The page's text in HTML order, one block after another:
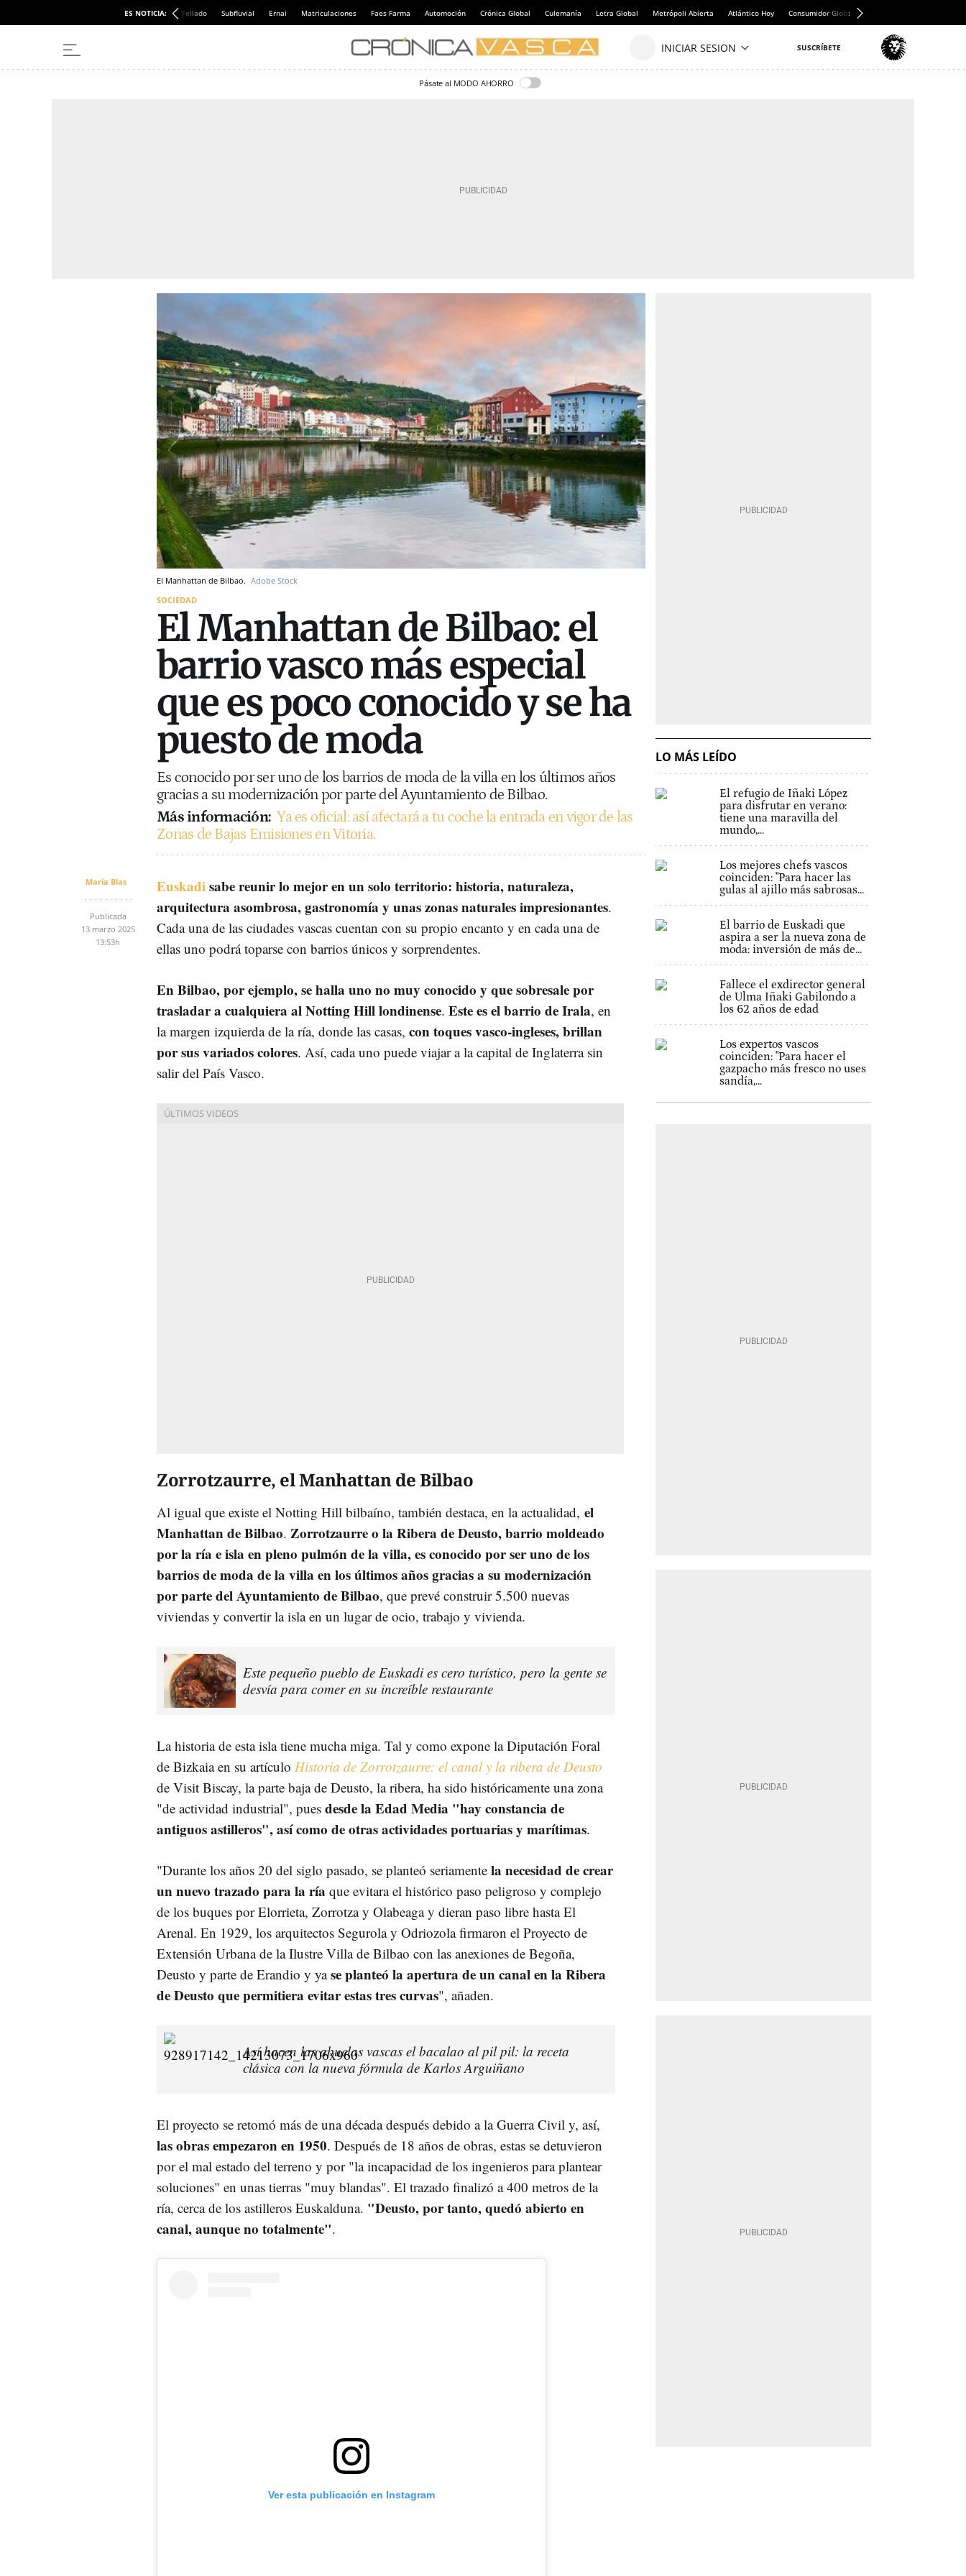
ES NOTICIA: Tellado Subfluvial Ernai Matriculaciones Faes Farma Automoción Crónica Global Culemanía Letra Global Metrópoli Abierta Atlántico Hoy Consumidor Global
Pásate al MODO AHORRO
El Manhattan de Bilbao. Adobe Stock
SOCIEDAD
El Manhattan de Bilbao: el
barrio vasco más especial
que es poco conocido y se ha
puesto de moda
Es conocido por ser uno de los barrios de moda de la villa en los últimos años
gracias a su modernización por parte del Ayuntamiento de Bilbao.
Más información: Ya es oficial: así afectará a tu coche la entrada en vigor de las
Zonas de Bajas Emisiones en Vitoria.
María Blas
Publicada
13 marzo 2025
13:53h
Euskadisabe reunir lo mejor en un solo territorio: historia, naturaleza,
arquitectura asombrosa, gastronomía y unas zonas naturales impresionantes.
Cada una de las ciudades vascas cuentan con su propio encanto y en cada una de
ellas uno podrá toparse con barrios únicos y sorprendentes.
En Bilbao, por ejemplo, se halla uno no muy conocido y que sobresale por
trasladar a cualquiera al Notting Hill londinense. Este es el barrio de Irala, en
la margen izquierda de la ría, donde las casas, con toques vasco-ingleses, brillan
por sus variados colores. Así, cada uno puede viajar a la capital de Inglaterra sin
salir del País Vasco.
Zorrotzaurre, el Manhattan de Bilbao
Al igual que existe el Notting Hill bilbaíno, también destaca, en la actualidad, el
Manhattan de Bilbao. Zorrotzaurre o la Ribera de Deusto, barrio moldeado
por la ría e isla en pleno pulmón de la villa, es conocido por ser uno de los
barrios de moda de la villa en los últimos años gracias a su modernización
por parte del Ayuntamiento de Bilbao, que prevé construir 5.500 nuevas
viviendas y convertir la isla en un lugar de ocio, trabajo y vivienda.
Este pequeño pueblo de Euskadi es cero turístico, pero la gente se
desvía para comer en su increíble restaurante
La historia de esta isla tiene mucha miga. Tal y como expone la Diputación Foral
de Bizkaia en su artículo Historia de Zorrotzaurre: el canal y la ribera de Deusto
de Visit Biscay, la parte baja de Deusto, la ribera, ha sido históricamente una zona
"de actividad industrial", pues desde la Edad Media "hay constancia de
antiguos astilleros", así como de otras actividades portuarias y marítimas.
"Durante los años 20 del siglo pasado, se planteó seriamente la necesidad de crear
un nuevo trazado para la ría que evitara el histórico paso peligroso y complejo
de los buques por Elorrieta, Zorrotza y Olabeaga y dieran paso libre hasta El
Arenal. En 1929, los arquitectos Segurola y Odriozola firmaron el Proyecto de
Extensión Urbana de la Ilustre Villa de Bilbao con las anexiones de Begoña,
Deusto y parte de Erandio y yase planteó la apertura de un canal en la Ribera
de Deusto que permitiera evitar estas tres curvas", añaden.
Así hacen las abuelas vascas el bacalao al pil pil: la receta
clásica con la nueva fórmula de Karlos Arguiñano
El proyecto se retomó más de una década después debido a la Guerra Civil y, así,
las obras empezaron en 1950. Después de 18 años de obras, estas se detuvieron
por el mal estado del terreno y por "la incapacidad de los ingenieros para plantear
soluciones" en unas tierras "muy blandas". El trazado finalizó a 400 metros de la
ría, cerca de los astilleros Euskalduna. "Deusto, por tanto, quedó abierto en
canal, aunque no totalmente".
Ver esta publicación en Instagram
LO MÁS LEÍDO
El refugio de Iñaki López
para disfrutar en verano:
tiene una maravilla del
mundo,...
Los mejores chefs vascos
coinciden: "Para hacer las
gulas al ajillo más sabrosas...
El barrio de Euskadi que
aspira a ser la nueva zona de
moda: inversión de más de...
Fallece el exdirector general
de Ulma Iñaki Gabilondo a
los 62 años de edad
Los expertos vascos
coinciden: "Para hacer el
gazpacho más fresco no uses
sandía,...